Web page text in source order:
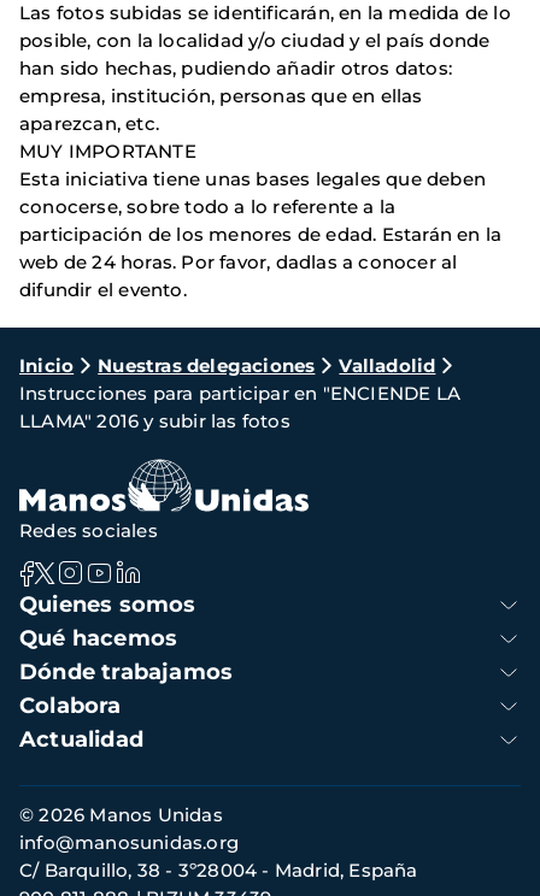
Las fotos subidas se identificarán, en la medida de lo
posible, con la localidad y/o ciudad y el país donde
han sido hechas, pudiendo añadir otros datos:
empresa, institución, personas que en ellas
aparezcan, etc.
MUY IMPORTANTE
Esta iniciativa tiene unas bases legales que deben
conocerse, sobre todo a lo referente a la
participación de los menores de edad. Estarán en la
web de 24 horas. Por favor, dadlas a conocer al
difundir el evento.
Ruta
de
navegación
Inicio Nuestras delegaciones
Valladolid
Instrucciones para participar en "ENCIENDE LA
LLAMA" 2016 y subir las fotos
Navegación
principal
Quienes somos
Qué hacemos
Dónde trabajamos
Colabora
Actualidad
Redes sociales
Información
de
contacto
© 2026 Manos Unidas
C/ Barquillo, 38 - 3º28004 - Madrid, España
info@manosunidas.org